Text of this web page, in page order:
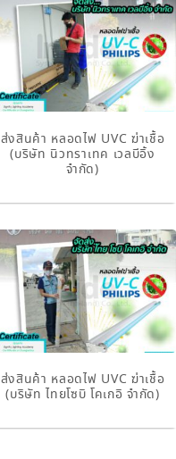
ส่งสินค้า หลอดไฟ UVC ฆ่าเชื้อ
(บริษัท นิวทราเทค เวลบีอิ้ง
จำกัด)
ส่งสินค้า หลอดไฟ UVC ฆ่าเชื้อ
(บริษัท ไทยโซบิ โคเกอิ จำกัด)